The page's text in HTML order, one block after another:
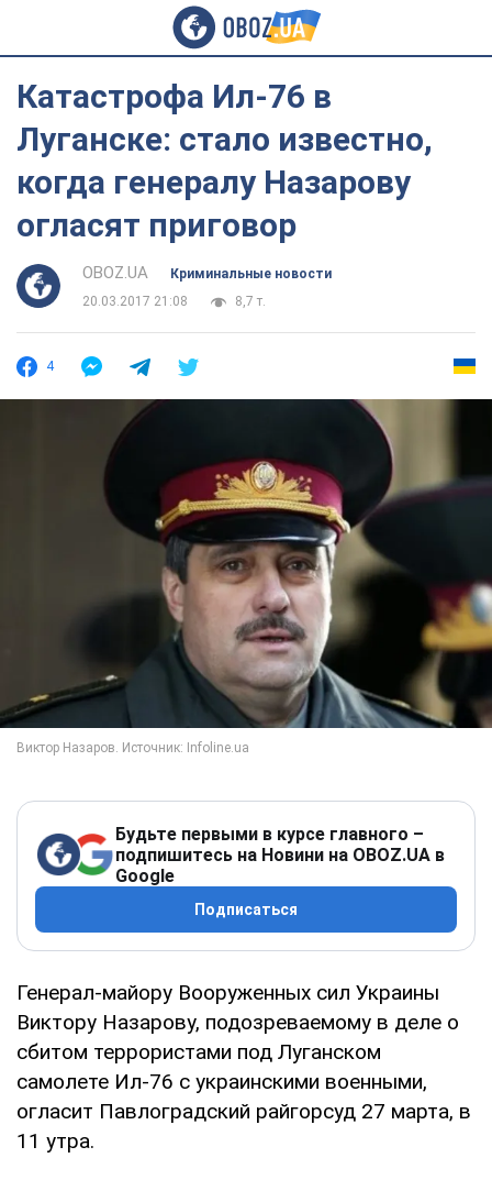
Катастрофа Ил-76 в
Луганске: стало известно,
когда генералу Назарову
огласят приговор
OBOZ.UA
Криминальные новости
20.03.2017 21:08
8,7 т.
4
Будьте первыми в курсе главного –
подпишитесь на Новини на OBOZ.UA в
Google
Подписаться
Генерал-майору Вооруженных сил Украины
Виктору Назарову, подозреваемому в деле о
сбитом террористами под Луганском
самолете Ил-76 с украинскими военными,
огласит Павлоградский райгорсуд 27 марта, в
11 утра.